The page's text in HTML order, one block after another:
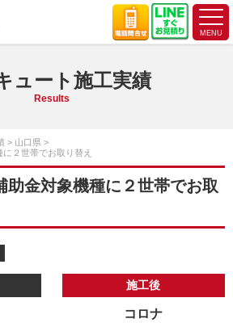
ュート施工実績
Results
山口県
２世帯でお取り替え
助金対象機種に２世帯でお取
施工後
コロナ